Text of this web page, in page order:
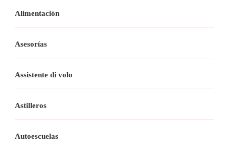
Alimentación
Asesorías
Assistente di volo
Astilleros
Autoescuelas